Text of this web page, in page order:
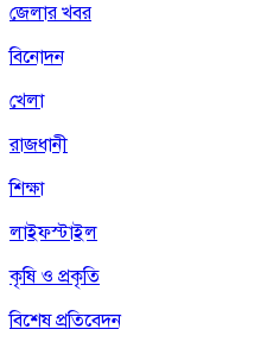
জেলার খবর
বিনোদন
খেলা
রাজধানী
শিক্ষা
লাইফস্টাইল
কৃষি ও প্রকৃতি
বিশেষ প্রতিবেদন